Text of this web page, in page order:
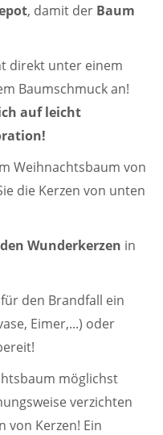
, damit der Baum
direkt unter einem
Baumschmuck an!
auf leicht
Weihnachtsbaum von
die Kerzen von unten
Wunderkerzen in
den Brandfall ein
Eimer,...) oder
möglichst
verzichten
von Kerzen! Ein